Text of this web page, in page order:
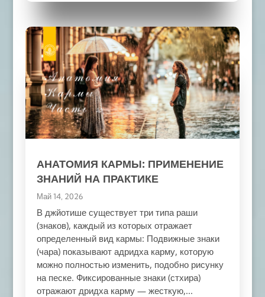
АНАТОМИЯ КАРМЫ: ПРИМЕНЕНИЕ
ЗНАНИЙ НА ПРАКТИКЕ
Май 14, 2026
В джйотише существует три типа раши
(знаков), каждый из которых отражает
определенный вид кармы: Подвижные знаки
(чара) показывают адридха карму, которую
можно полностью изменить, подобно рисунку
на песке. Фиксированные знаки (стхира)
отражают дридха карму — жесткую,...